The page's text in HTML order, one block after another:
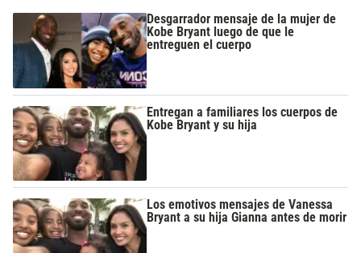
Desgarrador mensaje de la mujer de
Kobe Bryant luego de que le
entreguen el cuerpo
Entregan a familiares los cuerpos de
Kobe Bryant y su hija
Los emotivos mensajes de Vanessa
Bryant a su hija Gianna antes de morir